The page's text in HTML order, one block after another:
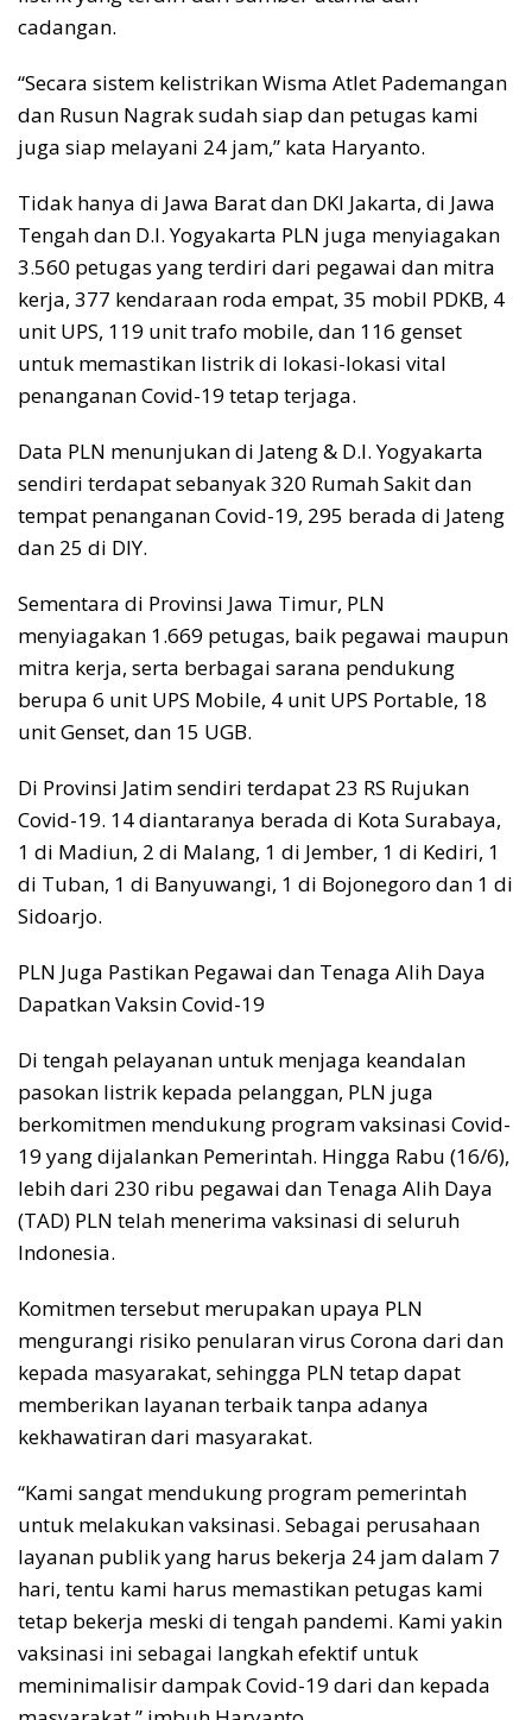
cadangan.
“Secara sistem kelistrikan Wisma Atlet Pademangan
dan Rusun Nagrak sudah siap dan petugas kami
juga siap melayani 24 jam,” kata Haryanto.
Tidak hanya di Jawa Barat dan DKI Jakarta, di Jawa
Tengah dan D.I. Yogyakarta PLN juga menyiagakan
3.560 petugas yang terdiri dari pegawai dan mitra
kerja, 377 kendaraan roda empat, 35 mobil PDKB, 4
unit UPS, 119 unit trafo mobile, dan 116 genset
untuk memastikan listrik di lokasi-lokasi vital
penanganan Covid-19 tetap terjaga.
Data PLN menunjukan di Jateng & D.I. Yogyakarta
sendiri terdapat sebanyak 320 Rumah Sakit dan
tempat penanganan Covid-19, 295 berada di Jateng
dan 25 di DIY.
Sementara di Provinsi Jawa Timur, PLN
menyiagakan 1.669 petugas, baik pegawai maupun
mitra kerja, serta berbagai sarana pendukung
berupa 6 unit UPS Mobile, 4 unit UPS Portable, 18
unit Genset, dan 15 UGB.
Di Provinsi Jatim sendiri terdapat 23 RS Rujukan
Covid-19. 14 diantaranya berada di Kota Surabaya,
1 di Madiun, 2 di Malang, 1 di Jember, 1 di Kediri, 1
di Tuban, 1 di Banyuwangi, 1 di Bojonegoro dan 1 di
Sidoarjo.
PLN Juga Pastikan Pegawai dan Tenaga Alih Daya
Dapatkan Vaksin Covid-19
Di tengah pelayanan untuk menjaga keandalan
pasokan listrik kepada pelanggan, PLN juga
berkomitmen mendukung program vaksinasi Covid-
19 yang dijalankan Pemerintah. Hingga Rabu (16/6),
lebih dari 230 ribu pegawai dan Tenaga Alih Daya
(TAD) PLN telah menerima vaksinasi di seluruh
Indonesia.
Komitmen tersebut merupakan upaya PLN
mengurangi risiko penularan virus Corona dari dan
kepada masyarakat, sehingga PLN tetap dapat
memberikan layanan terbaik tanpa adanya
kekhawatiran dari masyarakat.
“Kami sangat mendukung program pemerintah
untuk melakukan vaksinasi. Sebagai perusahaan
layanan publik yang harus bekerja 24 jam dalam 7
hari, tentu kami harus memastikan petugas kami
tetap bekerja meski di tengah pandemi. Kami yakin
vaksinasi ini sebagai langkah efektif untuk
meminimalisir dampak Covid-19 dari dan kepada